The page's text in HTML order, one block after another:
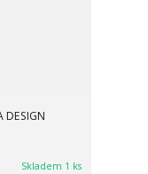
Skladem 1 ks